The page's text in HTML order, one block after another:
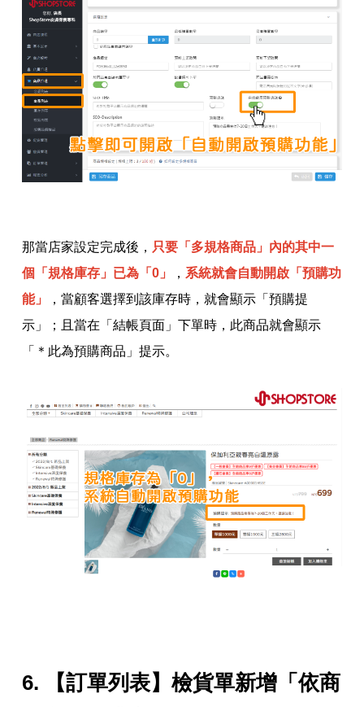
那當店家設定完成後， 只要「多規格商品」內的其中一
個「規格庫存」已為「0」
， 系統就會自動開啟「預購功
能」
，當顧客選擇到該庫存時，就會顯示「預購提
示」；且當在「結帳頁面」下單時，此商品就會顯示
「＊此為預購商品」提示。
6. 【訂單列表】檢貨單新增「依商